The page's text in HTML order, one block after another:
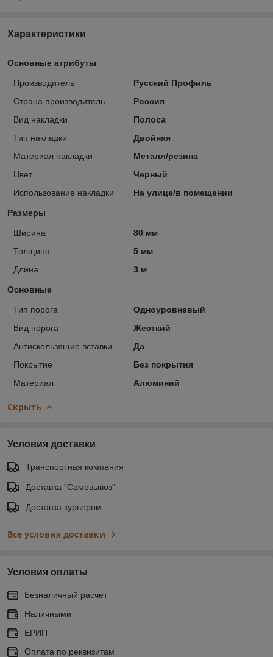
Характеристики
Основные атрибуты
Производитель
Русский Профиль
Страна производитель
Россия
Вид накладки
Полоса
Тип накладки
Двойная
Материал накладки
Металл/резина
Цвет
Черный
Использование накладки
На улице/в помещении
Размеры
Ширина
80 мм
Толщина
5 мм
Длина
3 м
Основные
Тип порога
Одноуровневый
Вид порога
Жесткий
Антискользящие вставки
Да
Покрытие
Без покрытия
Материал
Алюминий
Скрыть
Условия доставки
Транспортная компания
Доставка "Самовывоз"
Доставка курьером
Все условия доставки
Условия оплаты
Безналичный расчет
Наличными
ЕРИП
Оплата по реквизитам